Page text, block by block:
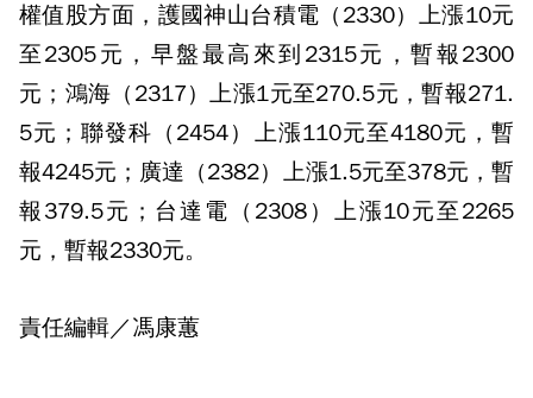
權值股方面，護國神山台積電（2330）上漲10元
至2305元，早盤最高來到2315元，暫報2300
元；鴻海（2317）上漲1元至270.5元，暫報271.
5元；聯發科（2454）上漲110元至4180元，暫
報4245元；廣達（2382）上漲1.5元至378元，暫
報379.5元；台達電（2308）上漲10元至2265
元，暫報2330元。
責任編輯／馮康蕙